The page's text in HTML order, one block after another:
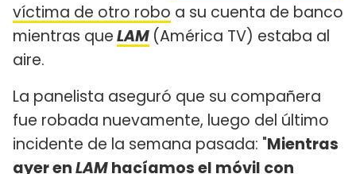
víctima de otro robo a su cuenta de banco
mientras queLAM (América TV) estaba al
aire.
La panelista aseguró que su compañera
fue robada nuevamente, luego del último
incidente de la semana pasada: "Mientras
ayer enLAMhacíamos el móvil con